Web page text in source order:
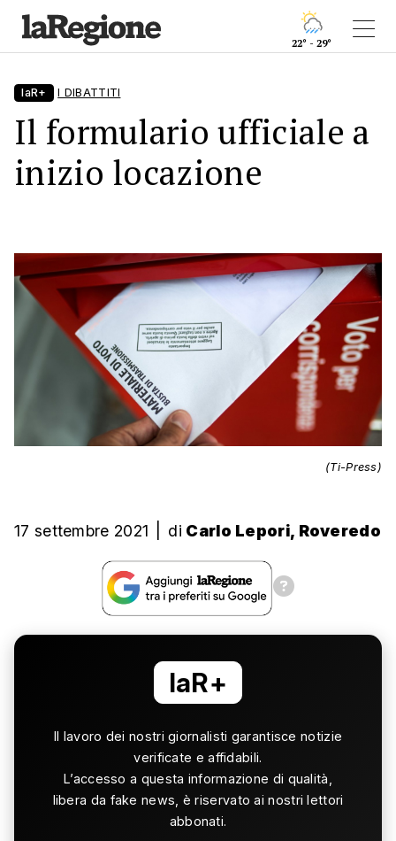
22° - 29°
laR+ I DIBATTITI
Il formulario ufficiale a
inizio locazione
(Ti-Press)
17 settembre 2021 di Carlo Lepori, Roveredo
laR+
Il lavoro dei nostri giornalisti garantisce notizie
verificate e affidabili.
L’accesso a questa informazione di qualità,
libera da fake news, è riservato ai nostri lettori
abbonati.